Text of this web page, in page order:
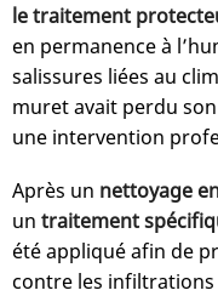
le traitement
en permanence à
salissures liées au
muret avait perdu
une intervention
Après un nettoyage
un traitement
été appliqué afin de
contre les infiltrations